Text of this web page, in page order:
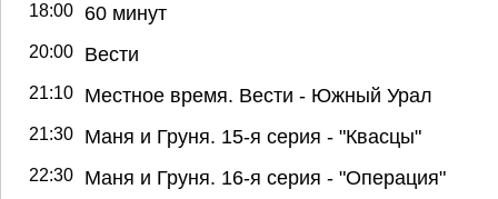
18:00 60 минут
20:00 Вести
21:10 Местное время. Вести - Южный Урал
21:30 Маня и Груня. 15-я серия - "Квасцы"
22:30 Маня и Груня. 16-я серия - "Операция"